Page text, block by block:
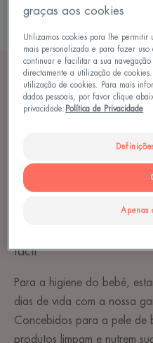
CUIDADOS
Fórmulas adaptadas
hidratação duradoura à
fácil
Para a higiene do bebé,
dias de vida com a nossa
Concebidos para a pele de
produtos limpam e nutrem
graças aos cookies
Utilizamos cookies para lhe permitir
mais personalizada e para fazer uso
continuar e facilitar a sua
directamente a utilização de
utilização de cookies. Para mais
dados pessoais, por favor clique
privacidade: Política de Privacidade
Apenas